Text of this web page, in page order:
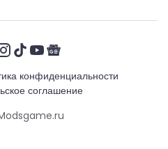
конфиденциальности
соглашение